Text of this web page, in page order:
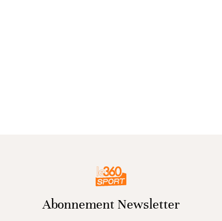
Abonnement Newsletter